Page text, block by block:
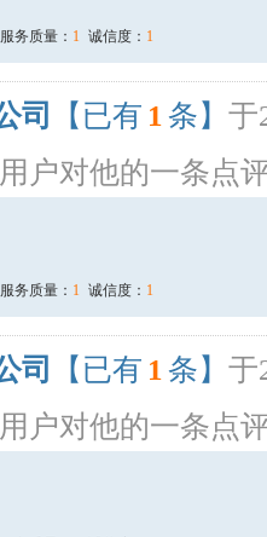
服务质量： 1 诚信度： 1
司 【已有 1 条】 于
用户对他的一条点
服务质量： 1 诚信度： 1
司 【已有 1 条】 于
用户对他的一条点